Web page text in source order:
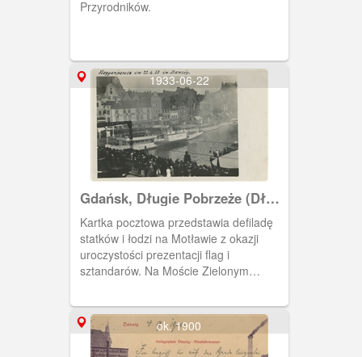
Przyrodników.
1933-06-22
Gdańsk, Długie Pobrzeże (Długi
Most)
Kartka pocztowa przedstawia defiladę
statków i łodzi na Motławie z okazji
uroczystości prezentacji flag i
sztandarów. Na Moście Zielonym
jednostki pływające.
ok. 1900